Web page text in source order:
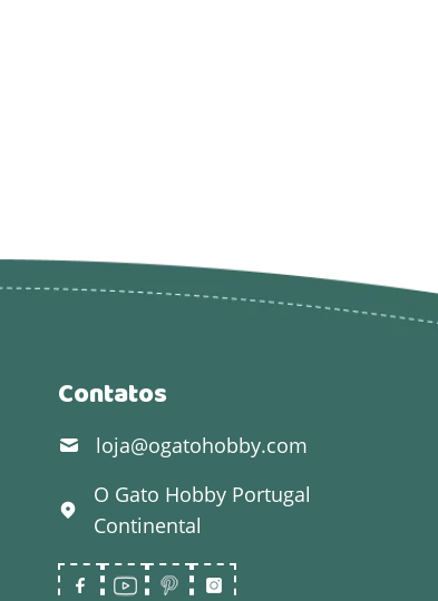
Contatos
loja@ogatohobby.com
O Gato Hobby Portugal
Continental